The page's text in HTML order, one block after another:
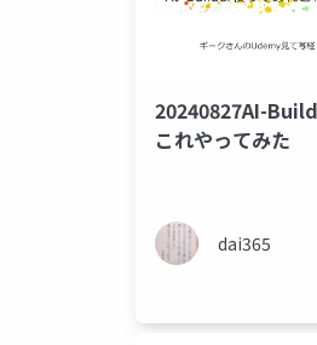
20240827AI-
これやってみた
dai365